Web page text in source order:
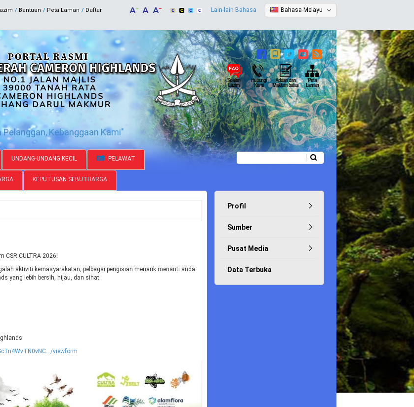
Bantuan Peta Laman Daftar Bahasa Melayu
Lain-lain Bahasa
Pelanggan, Kebanggaan Kami"
UNDANG-UNDANG KECIL PELAWAT
KEPUTUSAN SEBUTHARGA
Borang carian
CSR CULTRA 2026!
aktiviti kemasyarakatan, pelbagai pengisian menarik menanti anda.
yang lebih bersih, hijau, dan sihat.
viewform
Profil
Sumber
Pusat Media
Data Terbuka